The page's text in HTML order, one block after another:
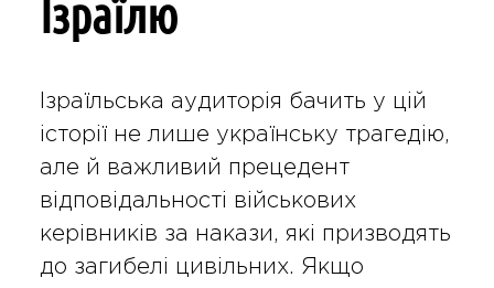
Ізраїлю
Ізраїльська аудиторія бачить у цій
історії не лише українську трагедію,
але й важливий прецедент
відповідальності військових
керівників за накази, які призводять
до загибелі цивільних. Якщо